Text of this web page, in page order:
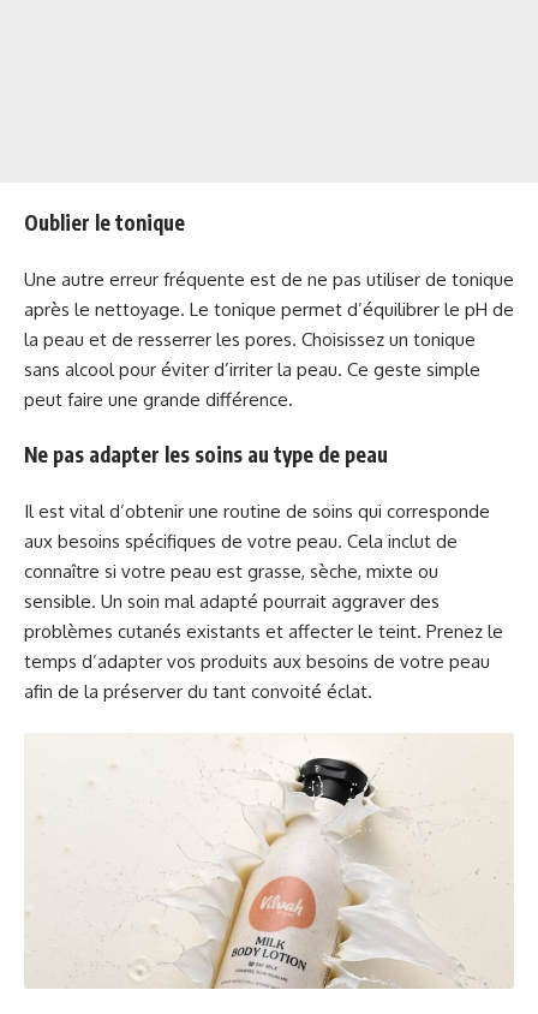
Oublier le tonique
Une autre erreur fréquente est de ne pas utiliser de tonique
après le nettoyage. Le tonique permet d’équilibrer le pH de
la peau et de resserrer les pores. Choisissez un tonique
sans alcool pour éviter d’irriter la peau. Ce geste simple
peut faire une grande différence.
Ne pas adapter les soins au type de peau
Il est vital d’obtenir une routine de soins qui corresponde
aux besoins spécifiques de votre peau. Cela inclut de
connaître si votre peau est grasse, sèche, mixte ou
sensible. Un soin mal adapté pourrait aggraver des
problèmes cutanés existants et affecter le teint. Prenez le
temps d’adapter vos produits aux besoins de votre peau
afin de la préserver du tant convoité éclat.